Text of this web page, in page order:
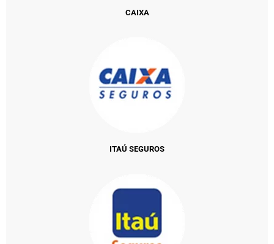
CAIXA
ITAÚ SEGUROS